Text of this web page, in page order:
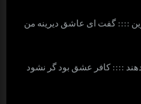
:::: گفت ای عاشق دیرینه من
:::: کافر عشق بود گر نشود